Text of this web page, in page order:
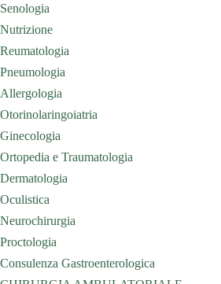
Senologia
Nutrizione
Reumatologia
Pneumologia
Allergologia
Otorinolaringoiatria
Ginecologia
Ortopedia e Traumatologia
Dermatologia
Oculistica
Neurochirurgia
Proctologia
Consulenza Gastroenterologica